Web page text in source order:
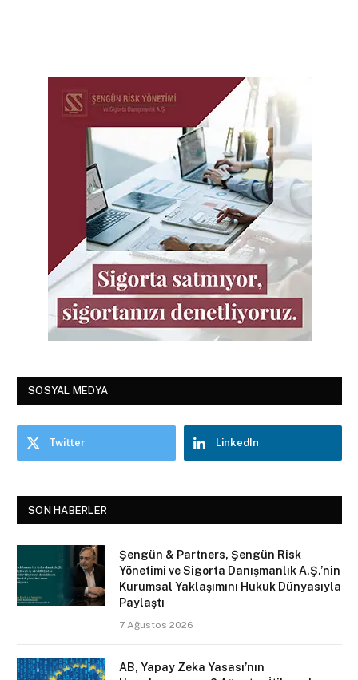
SOSYAL MEDYA
Twitter LinkedIn
SON HABERLER
Şengün & Partners, Şengün Risk
Yönetimi ve Sigorta Danışmanlık A.Ş.’nin
Kurumsal Yaklaşımını Hukuk Dünyasıyla
Paylaştı
7 Ağustos 2026
AB, Yapay Zeka Yasası’nın